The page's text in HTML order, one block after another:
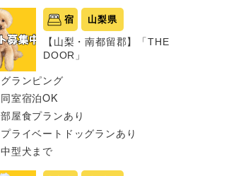
宿 山梨県
【山梨・南都留郡】「THE
DOOR」
グランピング
同室宿泊OK
部屋食プランあり
プライベートドッグランあり
中型犬まで